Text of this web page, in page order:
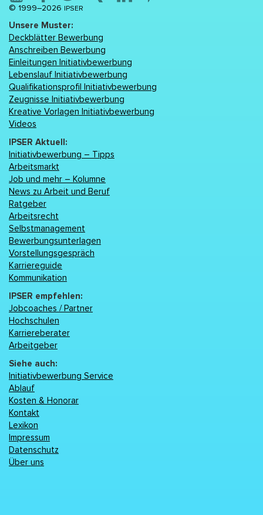
© 1999–2026 IPSER
Unsere Muster:
Deckblätter Bewerbung
Anschreiben Bewerbung
Einleitungen Initiativbewerbung
Lebenslаuf Initiativbewerbung
Qualifikationsprofil Initiativbewerbung
Zeugnisse Initiativbewerbung
Kreative Vorlagen Initiativbewerbung
Videos
IPSER Aktuell:
Initiativbewerbung – Tipps
Arbeitsmarkt
Job und mehr – Kolumne
News zu Arbeit und Beruf
Ratgeber
Arbeitsrecht
Selbstmanagement
Bewerbungsunterlagen
Vorstellungsgespräch
Karriereguide
Kommunikation
IPSER empfehlen:
Jobcoaches / Partner
Hochschulen
Karriereberater
Arbeitgeber
Siehe auch:
Initiativbewerbung Service
Ablauf
Kosten & Honorar
Kontakt
Lexikon
Impressum
Datenschutz
Über uns